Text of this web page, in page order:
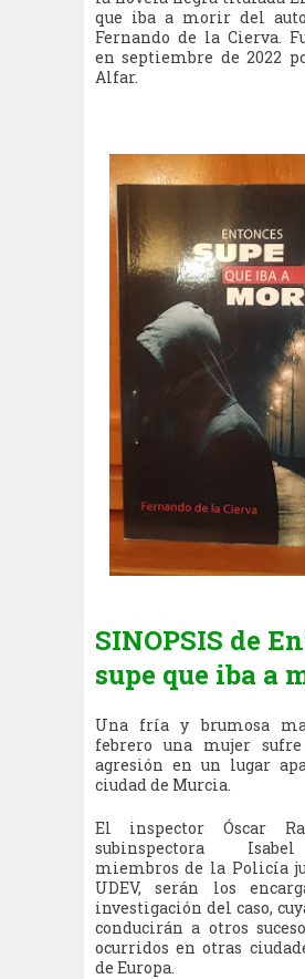
que iba a morir del
Fernando de la Cierva.
en septiembre de 2022
Alfar.
SINOPSIS de E
supe que iba a
Una fría y brumosa
febrero una mujer
agresión en un lugar
ciudad de Murcia.
El inspector Óscar
subinspectora
miembros de la Policía
UDEV, serán los
investigación del caso,
conducirán a otros
ocurridos en otras
de Europa.